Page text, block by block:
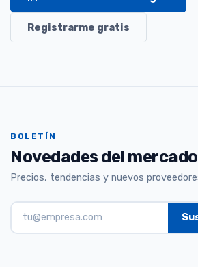
Registrarme gratis
BOLETÍN
Novedades del
Precios, tendencias y nuevos